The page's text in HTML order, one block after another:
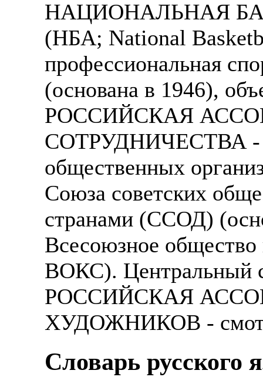
НАЦИОНАЛЬНАЯ
(НБА; National
профессиональная
(основана в 1946),
РОССИЙСКАЯ
СОТРУДНИЧЕСТВА -
общественных
Союза советских
странами (ССОД)
Всесоюзное общество
ВОКС). Центральный
РОССИЙСКАЯ
ХУДОЖНИКОВ -
Словарь